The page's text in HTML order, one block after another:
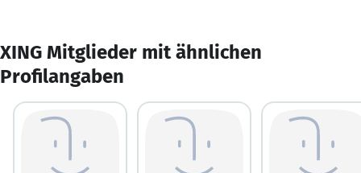
XING Mitglieder mit ähnlichen
Profilangaben